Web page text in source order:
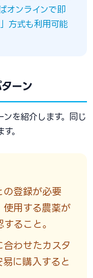
オンラインで即
方式も利用可能
ーン
を紹介します。同じ
。
の登録が必要
使用する農薬が
ること。
わせたカスタ
に購入すると